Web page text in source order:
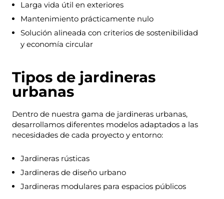
Larga vida útil en exteriores
Mantenimiento prácticamente nulo
Solución alineada con criterios de sostenibilidad
y economía circular
Tipos de jardineras
urbanas
Dentro de nuestra gama de jardineras urbanas,
desarrollamos diferentes modelos adaptados a las
necesidades de cada proyecto y entorno:
Jardineras rústicas
Jardineras de diseño urbano
Jardineras modulares para espacios públicos